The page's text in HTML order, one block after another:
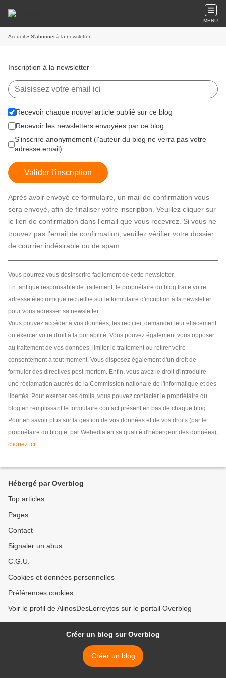
MENU
Accueil » S'abonner à la newsletter
Inscription à la newsletter
Recevoir chaque nouvel article publié sur ce blog
Recevoir les newsletters envoyées par ce blog
S'inscrire anonymement (l'auteur du blog ne verra pas votre
adresse email)
Valider l'inscription
Après avoir envoyé ce formulaire, un mail de confirmation vous
sera envoyé, afin de finaliser votre inscription. Veuillez cliquer sur
le lien de confirmation dans l'email que vous recevrez. Si vous ne
trouvez pas l'email de confirmation, veuillez vérifier votre dossier
de courrier indésirable ou de spam.
Vous pourrez vous désinscrire facilement de cette newsletter.
En tant que responsable de traitement, le propriétaire du blog traite votre
adresse électronique recueillie sur le formulaire d'incription à la newsletter
pour vous adresser sa newsletter.
Vous pouvez accéder à vos données, les rectifier, demander leur effacement
ou exercer votre droit à la portabilité. Vous pouvez également vous opposer
au traitement de vos données, limiter le traitement ou retirer votre
consentement à tout moment. Vous disposez également d'un droit de
formuler des directives post-mortem. Enfin, vous avez le droit d'introduire
une réclamation auprès de la Commission nationale de l'informatique et des
libertés. Pour exercer ces droits, vous pouvez contacter le propriétaire du
blog en remplissant le formulaire contact présent en bas de chaque blog.
Pour en savoir plus sur la gestion de vos données et de vos droits (par le
propriétaire du blog et par Webedia en sa qualité d'hébergeur des données),
cliquez ici.
Hébergé par Overblog
Top articles
Pages
Contact
Signaler un abus
C.G.U.
Cookies et données personnelles
Préférences cookies
Voir le profil de AlinosDesLorreytos sur le portail Overblog
Créer un blog sur Overblog
Créer un blog